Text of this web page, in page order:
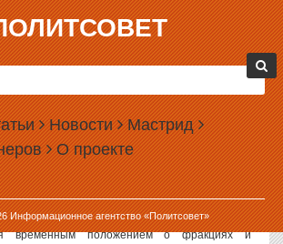
Новости Мастрид
О проекте
Информационное агентство «Политсовет»
«ЕДИНСТВО И
ОСТАЛСЯ ВЛАДИМИР КРИЦКИЙ
«Единство и Отечество» в Свердловской
депутаты подтвердили полномочия главы
Крицкого, не смотря на его исключение из
в Свердловской областной думе
временным положением о фракциях и